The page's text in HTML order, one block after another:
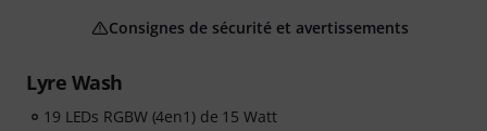
Lyre Wash
19 LEDs RGBW (4en1) de 15 Watt
Consignes de sécurité et avertissements